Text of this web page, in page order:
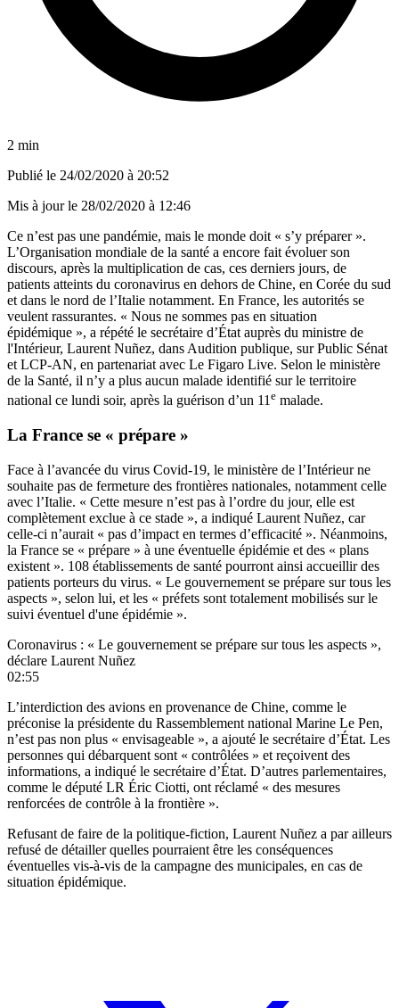
2 min
Publié le 24/02/2020 à 20:52
Mis à jour le 28/02/2020 à 12:46
Ce n’est pas une pandémie, mais le monde doit « s’y préparer ».
L’Organisation mondiale de la santé a encore fait évoluer son
discours, après la multiplication de cas, ces derniers jours, de
patients atteints du coronavirus en dehors de Chine, en Corée du sud
et dans le nord de l’Italie notamment. En France, les autorités se
veulent rassurantes. « Nous ne sommes pas en situation
épidémique », a répété le secrétaire d’État auprès du ministre de
l'Intérieur, Laurent Nuñez, dans Audition publique, sur Public Sénat
et LCP-AN, en partenariat avec Le Figaro Live. Selon le ministère
de la Santé, il n’y a plus aucun malade identifié sur le territoire
national ce lundi soir, après la guérison d’un 11 e malade.
La France se « prépare »
Face à l’avancée du virus Covid-19, le ministère de l’Intérieur ne
souhaite pas de fermeture des frontières nationales, notamment celle
avec l’Italie. « Cette mesure n’est pas à l’ordre du jour, elle est
complètement exclue à ce stade », a indiqué Laurent Nuñez, car
celle-ci n’aurait « pas d’impact en termes d’efficacité ». Néanmoins,
la France se « prépare » à une éventuelle épidémie et des « plans
existent ». 108 établissements de santé pourront ainsi accueillir des
patients porteurs du virus. « Le gouvernement se prépare sur tous les
aspects », selon lui, et les « préfets sont totalement mobilisés sur le
suivi éventuel d'une épidémie ».
Coronavirus : « Le gouvernement se prépare sur tous les aspects »,
déclare Laurent Nuñez
02:55
L’interdiction des avions en provenance de Chine, comme le
préconise la présidente du Rassemblement national Marine Le Pen,
n’est pas non plus « envisageable », a ajouté le secrétaire d’État. Les
personnes qui débarquent sont « contrôlées » et reçoivent des
informations, a indiqué le secrétaire d’État. D’autres parlementaires,
comme le député LR Éric Ciotti, ont réclamé « des mesures
renforcées de contrôle à la frontière ».
Refusant de faire de la politique-fiction, Laurent Nuñez a par ailleurs
refusé de détailler quelles pourraient être les conséquences
éventuelles vis-à-vis de la campagne des municipales, en cas de
situation épidémique.